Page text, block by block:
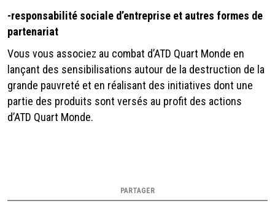
-responsabilité sociale d’entreprise et autres formes de
partenariat
Vous vous associez au combat d’ATD Quart Monde en
lançant des sensibilisations autour de la destruction de la
grande pauvreté et en réalisant des initiatives dont une
partie des produits sont versés au profit des actions
d’ATD Quart Monde.
PARTAGER